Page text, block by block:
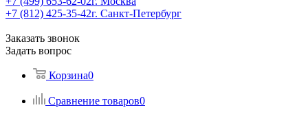
+7 (812) 425-35-42г. Санкт-Петербург
Заказать звонок
Задать вопрос
Корзина0
Сравнение товаров0